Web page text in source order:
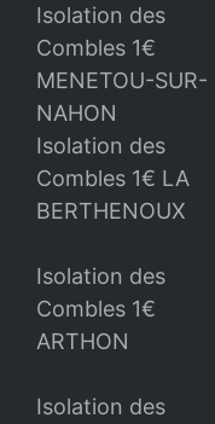
Isolation des
Combles 1€
MENETOU-SUR-
NAHON
Isolation des
Combles 1€ LA
BERTHENOUX
Isolation des
Combles 1€
ARTHON
Isolation des